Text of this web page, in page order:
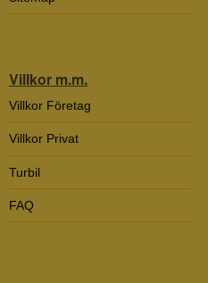
Villkor m.m.
Villkor Företag
Villkor Privat
Turbil
FAQ